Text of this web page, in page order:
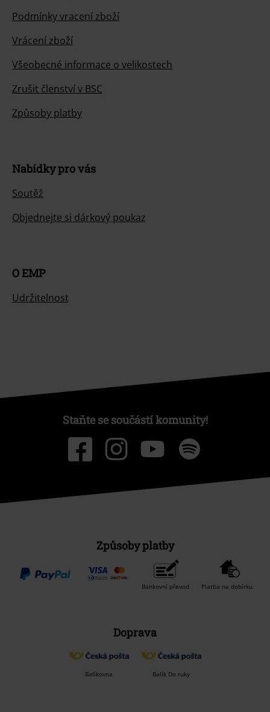
Podmínky vracení zboží
Vrácení zboží
Všeobecné informace o velikostech
Zrušit členství v BSC
Způsoby platby
Nabídky pro vás
Soutěž
Objednejte si dárkový poukaz
O EMP
Udržitelnost
Staňte se součástí komunity!
Způsoby platby
Bankovní převod Platba na dobírku
Doprava
Balíkovna Balík Do ruky